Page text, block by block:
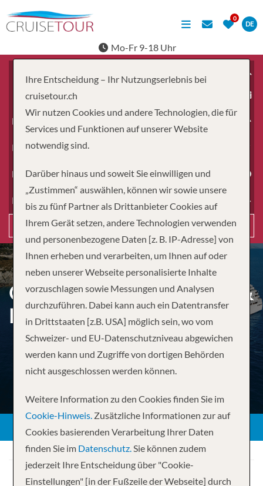
DE
Mo-Fr 9-18 Uhr
Erwachsene
Kinder
Dauer
Reiseart
Suchen
GRECIAN GEMS, EPHESUS &
DALMATIAN DELIGHTS
Ihre Entscheidung – Ihr Nutzungserlebnis bei
cruisetour.ch
Wir nutzen Cookies und andere Technologien, die für
Services und Funktionen auf unserer Website
notwendig sind.
Darüber hinaus und soweit Sie einwilligen und
„Zustimmen“ auswählen, können wir sowie unsere
bis zu fünf Partner als Drittanbieter Cookies auf
Ihrem Gerät setzen, andere Technologien verwenden
und personenbezogene Daten [z. B. IP-Adresse] von
Ihnen erheben und verarbeiten, um Ihnen auf oder
neben unserer Webseite personalisierte Inhalte
vorzuschlagen sowie Messungen und Analysen
durchzuführen. Dabei kann auch ein Datentransfer
in Drittstaaten [z.B. USA] möglich sein, wo vom
Schweizer- und EU-Datenschutzniveau abgewichen
werden kann und Zugriffe von dortigen Behörden
nicht ausgeschlossen werden können.
Weitere Information zu den Cookies finden Sie im
Cookie-Hinweis. Zusätzliche Informationen zur auf
Cookies basierenden Verarbeitung Ihrer Daten
finden Sie im Datenschutz.Sie können zudem
jederzeit Ihre Entscheidung über "Cookie-
Einstellungen" [in der Fußzeile der Webseite] durch